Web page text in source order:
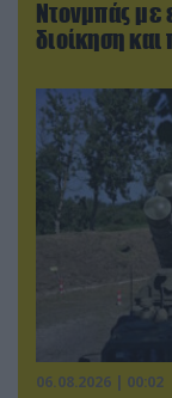
Ντονμπάς με
διοίκηση
06.08.2026 | 00:02